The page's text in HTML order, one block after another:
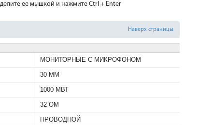
ее мышкой и нажмите Ctrl + Enter
Наверх страницы
МОНИТОРНЫЕ С МИКРОФОНОМ
30 ММ
1000 МВТ
32 ОМ
ПРОВОДНОЙ